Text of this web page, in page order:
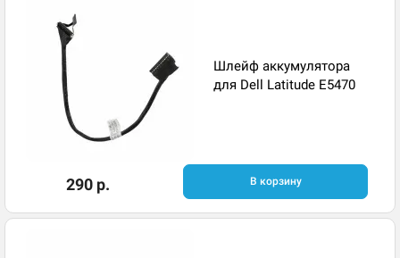
Шлейф аккумулятора
для Dell Latitude E5470
290 р. В корзину